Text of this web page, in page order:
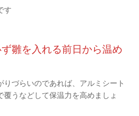
す
雛を入れる前日から温め
づらいのであれば、アルミシート
覆うなどして保温力を高めましょ